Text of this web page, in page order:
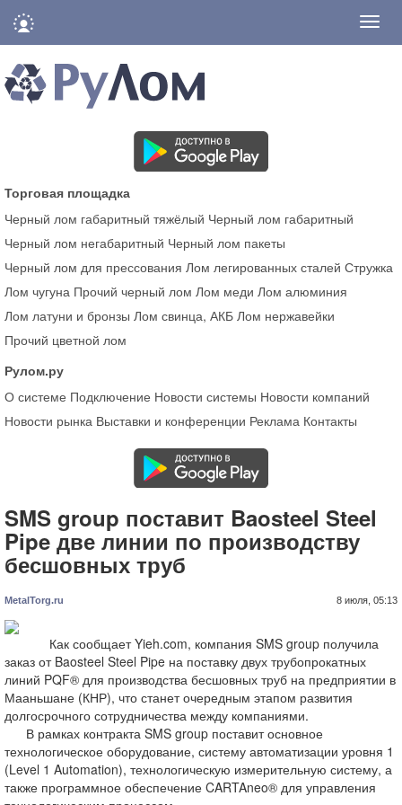
Торговая площадка
Черный лом габаритный тяжёлый Черный лом габаритный
Черный лом негабаритный Черный лом пакеты
Черный лом для прессования Лом легированных сталей Стружка
Лом чугуна Прочий черный лом Лом меди Лом алюминия
Лом латуни и бронзы Лом свинца, АКБ Лом нержавейки
Прочий цветной лом
Рулом.ру
О системе Подключение Новости системы Новости компаний
Новости рынка Выставки и конференции Реклама Контакты
SMS group поставит Baosteel Steel
Pipe две линии по производству
бесшовных труб
MetalTorg.ru 8 июля, 05:13
Как сообщает Yieh.com, компания SMS group получила
заказ от Baosteel Steel Pipe на поставку двух трубопрокатных
линий PQF® для производства бесшовных труб на предприятии в
Мааньшане (КНР), что станет очередным этапом развития
долгосрочного сотрудничества между компаниями.
В рамках контракта SMS group поставит основное
технологическое оборудование, систему автоматизации уровня 1
(Level 1 Automation), технологическую измерительную систему, а
также программное обеспечение CARTAneo® для управления